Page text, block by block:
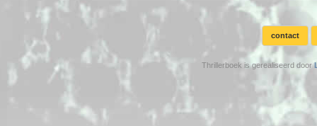
contact
Thrillerboek is gerealiseerd door